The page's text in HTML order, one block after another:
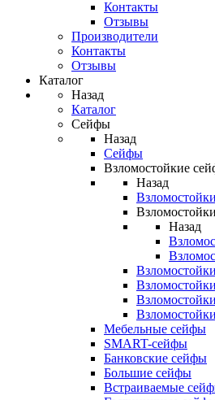
Контакты
Отзывы
Производители
Контакты
Отзывы
Каталог
Назад
Каталог
Сейфы
Назад
Сейфы
Взломостойкие
Назад
Назад
Мебельные сейфы
SMART-сейфы
Банковские сейфы
Большие сейфы
Встраиваемые